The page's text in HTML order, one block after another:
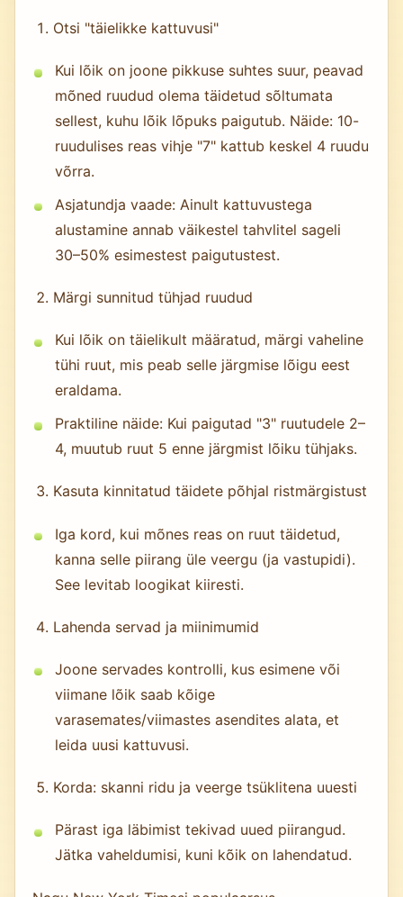
Otsi "täielikke kattuvusi"
Kui lõik on joone pikkuse suhtes suur, peavad
mõned ruudud olema täidetud sõltumata
sellest, kuhu lõik lõpuks paigutub. Näide: 10-
ruudulises reas vihje "7" kattub keskel 4 ruudu
võrra.
Asjatundja vaade: Ainult kattuvustega
alustamine annab väikestel tahvlitel sageli
30–50% esimestest paigutustest.
Märgi sunnitud tühjad ruudud
Kui lõik on täielikult määratud, märgi vaheline
tühi ruut, mis peab selle järgmise lõigu eest
eraldama.
Praktiline näide: Kui paigutad "3" ruutudele 2–
4, muutub ruut 5 enne järgmist lõiku tühjaks.
Kasuta kinnitatud täidete põhjal ristmärgistust
Iga kord, kui mõnes reas on ruut täidetud,
kanna selle piirang üle veergu (ja vastupidi).
See levitab loogikat kiiresti.
Lahenda servad ja miinimumid
Joone servades kontrolli, kus esimene või
viimane lõik saab kõige
varasemates/viimastes asendites alata, et
leida uusi kattuvusi.
Korda: skanni ridu ja veerge tsüklitena uuesti
Pärast iga läbimist tekivad uued piirangud.
Jätka vaheldumisi, kuni kõik on lahendatud.